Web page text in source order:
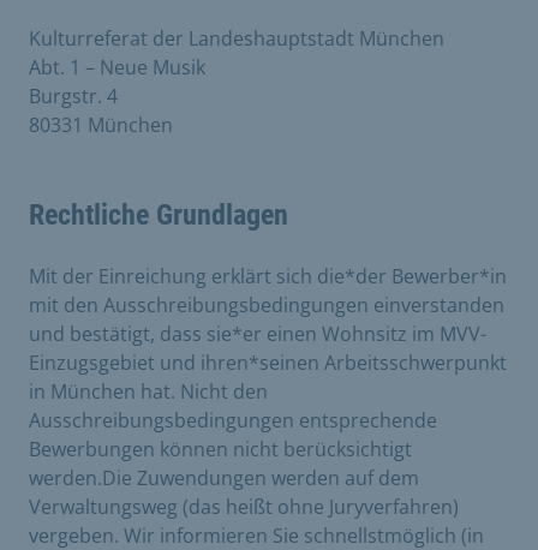
Kulturreferat der Landeshauptstadt München
Abt. 1 – Neue Musik
Burgstr. 4
80331 München
Rechtliche Grundlagen
Mit der Einreichung erklärt sich die*der Bewerber*in
mit den Ausschreibungsbedingungen einverstanden
und bestätigt, dass sie*er einen Wohnsitz im MVV-
Einzugsgebiet und ihren*seinen Arbeitsschwerpunkt
in München hat. Nicht den
Ausschreibungsbedingungen entsprechende
Bewerbungen können nicht berücksichtigt
werden.Die Zuwendungen werden auf dem
Verwaltungsweg (das heißt ohne Juryverfahren)
vergeben. Wir informieren Sie schnellstmöglich (in